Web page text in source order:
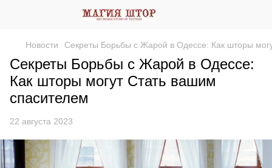
Новости Секреты Борьбы с Жарой в Одессе: Как шторы
Секреты Борьбы с Жарой в Одессе:
Как шторы могут Стать вашим
спасителем
22 августа 2023